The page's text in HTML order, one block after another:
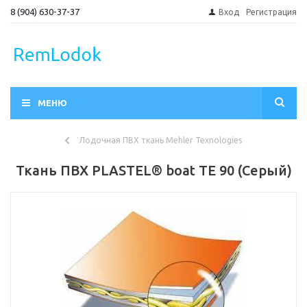
8 (904) 630-37-37 Вход Регистрация
МЕНЮ
Лодочная ПВХ ткань Mehler Texnologies
Ткань ПВХ PLASTEL® boat TE 90 (Серый)